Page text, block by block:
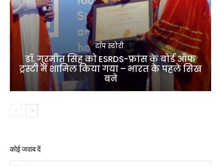
टॉप स्टोरी
डॉ. गुरमीत सिंह को ESRDS-फ्रांस के बोर्ड ऑफ
ट्रस्टी में शामिल किया गया – भारत के पहले सिख
बने
कोई जवाब दें